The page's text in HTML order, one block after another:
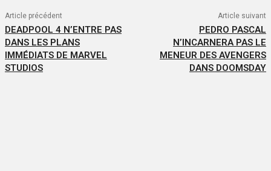
Article précédent
DEADPOOL 4 N’ENTRE PAS
DANS LES PLANS
IMMÉDIATS DE MARVEL
STUDIOS
Article suivant
PEDRO PASCAL
N’INCARNERA PAS LE
MENEUR DES AVENGERS
DANS DOOMSDAY